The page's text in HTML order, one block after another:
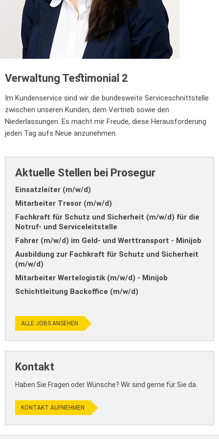
Verwaltung Testimonial 2
Im Kundenservice sind wir die bundesweite Serviceschnittstelle
zwischen unseren Kunden, dem Vertrieb sowie den
Niederlassungen. Es macht mir Freude, diese Herausforderung
jeden Tag aufs Neue anzunehmen.
Aktuelle Stellen bei Prosegur
Einsatzleiter (m/w/d)
Mitarbeiter Tresor (m/w/d)
Fachkraft für Schutz und Sicherheit (m/w/d) für die
Notruf- und Serviceleitstelle
Fahrer (m/w/d) im Geld- und Werttransport - Minijob
Ausbildung zur Fachkraft für Schutz und Sicherheit
(m/w/d)
Mitarbeiter Wertelogistik (m/w/d) - Minijob
Schichtleitung Backoffice (m/w/d)
ALLE JOBS ANSEHEN
Kontakt
Haben Sie Fragen oder Wünsche? Wir sind gerne für Sie da.
KONTAKT AUFNEHMEN